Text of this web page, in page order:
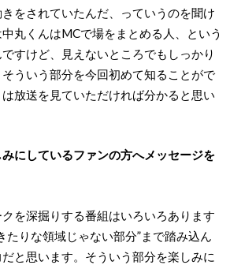
をされていたんだ、っていうのを聞け
丸くんはMCで場をまとめる人、という
すけど、見えないところでもしっかり
ういう部分を今回初めて知ることがで
放送を見ていただければ分かると思い
にしているファンの方へメッセージを
を深掘りする番組はいろいろあります
たりな領域じゃない部分”まで踏み込ん
と思います。そういう部分を楽しみに